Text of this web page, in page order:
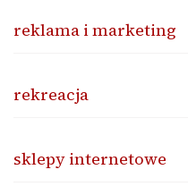
reklama i marketing
rekreacja
sklepy internetowe